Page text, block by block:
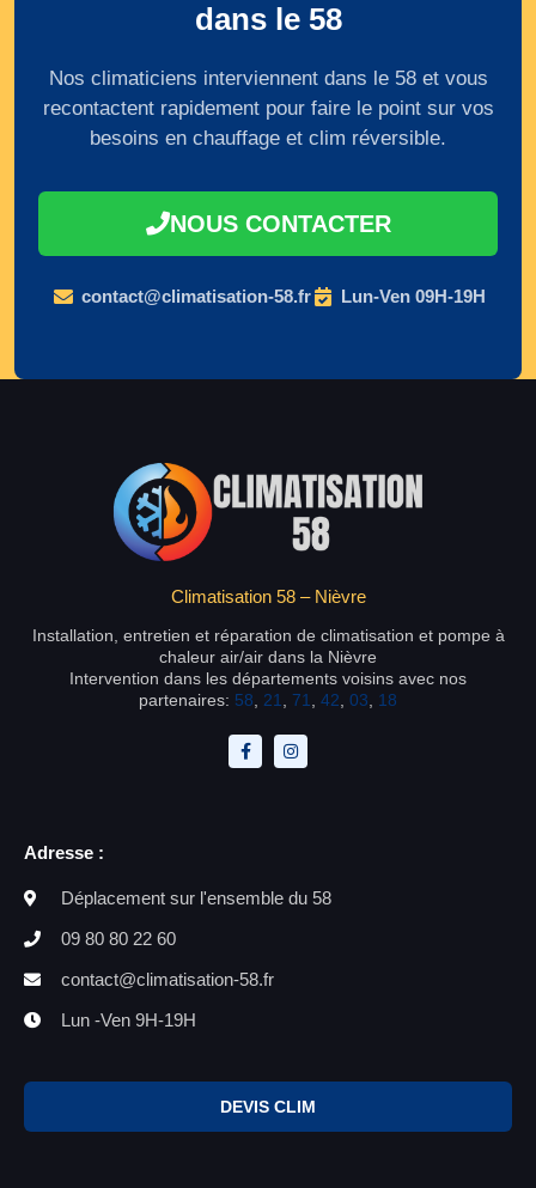
dans le 58
Nos climaticiens interviennent dans le 58 et vous
recontactent rapidement pour faire le point sur vos
besoins en chauffage et clim réversible.
NOUS CONTACTER
contact@climatisation-58.fr Lun-Ven 09H-19H
Climatisation 58 – Nièvre
Installation, entretien et réparation de climatisation et pompe à
chaleur air/air dans la Nièvre
Intervention dans les départements voisins avec nos
partenaires: 58 21 71 42 03 18
Adresse :
Déplacement sur l'ensemble du 58
09 80 80 22 60
contact@climatisation-58.fr
Lun -Ven 9H-19H
DEVIS CLIM